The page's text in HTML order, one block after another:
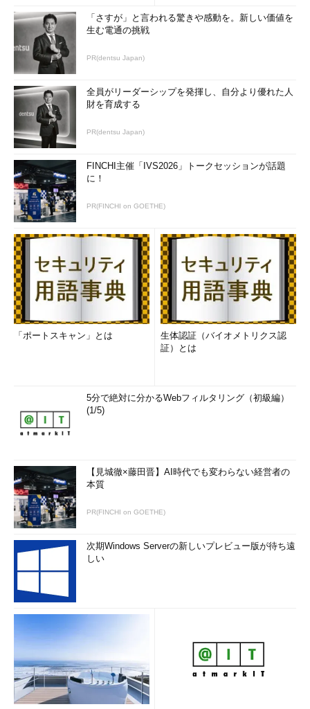
「さすが」と言われる驚きや感動を。新しい価値を
生む電通の挑戦
PR(dentsu Japan)
全員がリーダーシップを発揮し、自分より優れた人
財を育成する
PR(dentsu Japan)
FINCHI主催「IVS2026」トークセッションが話題
に！
PR(FINCHI on GOETHE)
「ポートスキャン」とは
生体認証（バイオメトリクス認
証）とは
5分で絶対に分かるWebフィルタリング（初級編）
(1/5)
【見城徹×藤田晋】AI時代でも変わらない経営者の
本質
PR(FINCHI on GOETHE)
次期Windows Serverの新しいプレビュー版が待ち遠
しい